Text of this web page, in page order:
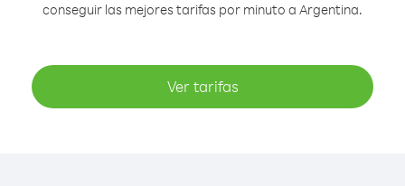
conseguir las mejores tarifas por minuto a Argentina.
Ver tarifas